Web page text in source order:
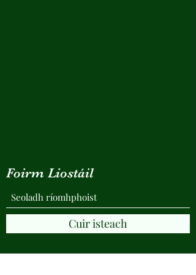
Foirm Liostáil
Cuir isteach